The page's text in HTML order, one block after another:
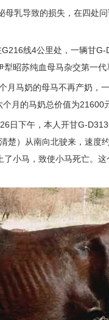
乳导致的损失，在四处
线4公里处，一辆甘
昭苏纯血母马杂交第一代
月马奶的母马不再产奶，
月的马奶总价值为21600
日下午，本人开甘G-
楚）从南向北驶来，速度
小马，致使小马死亡。